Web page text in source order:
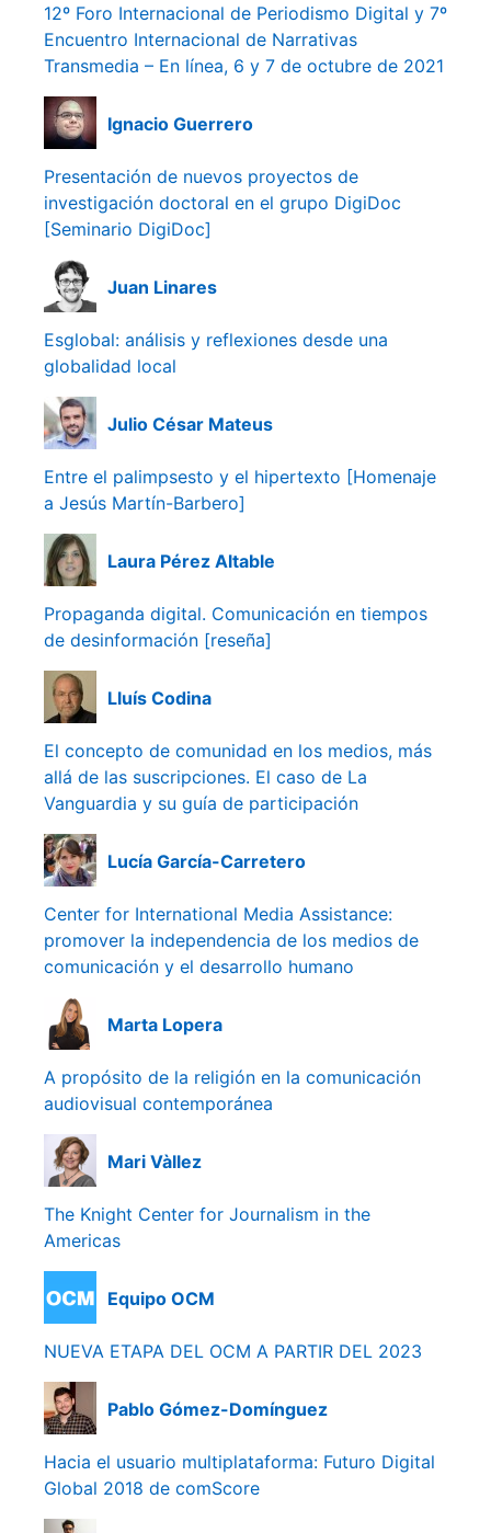
12º Foro Internacional de Periodismo Digital y 7º
Encuentro Internacional de Narrativas
Transmedia – En línea, 6 y 7 de octubre de 2021
Ignacio Guerrero
Presentación de nuevos proyectos de
investigación doctoral en el grupo DigiDoc
[Seminario DigiDoc]
Juan Linares
Esglobal: análisis y reflexiones desde una
globalidad local
Julio César Mateus
Entre el palimpsesto y el hipertexto [Homenaje
a Jesús Martín-Barbero]
Laura Pérez Altable
Propaganda digital. Comunicación en tiempos
de desinformación [reseña]
Lluís Codina
El concepto de comunidad en los medios, más
allá de las suscripciones. El caso de La
Vanguardia y su guía de participación
Lucía García-Carretero
Center for International Media Assistance:
promover la independencia de los medios de
comunicación y el desarrollo humano
Marta Lopera
A propósito de la religión en la comunicación
audiovisual contemporánea
Mari Vàllez
The Knight Center for Journalism in the
Americas
Equipo OCM
NUEVA ETAPA DEL OCM A PARTIR DEL 2023
Pablo Gómez-Domínguez
Hacia el usuario multiplataforma: Futuro Digital
Global 2018 de comScore